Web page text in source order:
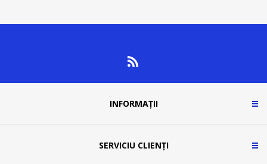
INFORMAȚII
SERVICIU CLIENȚI